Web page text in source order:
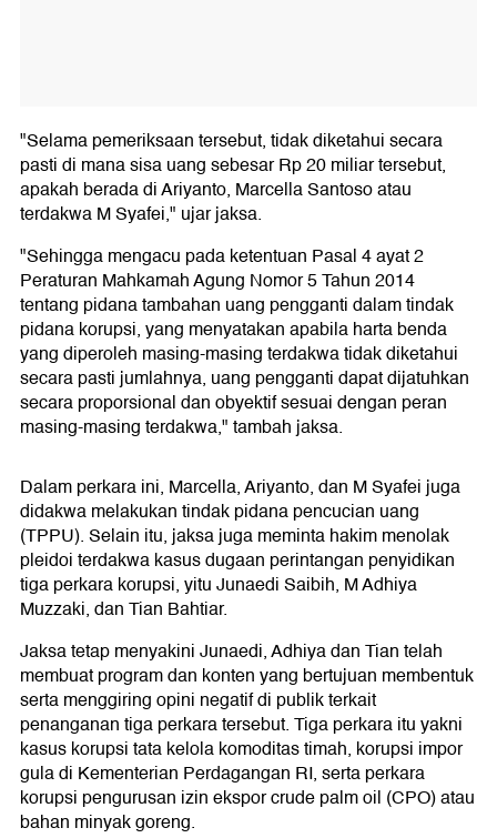
"Selama pemeriksaan tersebut, tidak diketahui secara
pasti di mana sisa uang sebesar Rp 20 miliar tersebut,
apakah berada di Ariyanto, Marcella Santoso atau
terdakwa M Syafei," ujar jaksa.
"Sehingga mengacu pada ketentuan Pasal 4 ayat 2
Peraturan Mahkamah Agung Nomor 5 Tahun 2014
tentang pidana tambahan uang pengganti dalam tindak
pidana korupsi, yang menyatakan apabila harta benda
yang diperoleh masing-masing terdakwa tidak diketahui
secara pasti jumlahnya, uang pengganti dapat dijatuhkan
secara proporsional dan obyektif sesuai dengan peran
masing-masing terdakwa," tambah jaksa.
Dalam perkara ini, Marcella, Ariyanto, dan M Syafei juga
didakwa melakukan tindak pidana pencucian uang
(TPPU). Selain itu, jaksa juga meminta hakim menolak
pleidoi terdakwa kasus dugaan perintangan penyidikan
tiga perkara korupsi, yitu Junaedi Saibih, M Adhiya
Muzzaki, dan Tian Bahtiar.
Jaksa tetap menyakini Junaedi, Adhiya dan Tian telah
membuat program dan konten yang bertujuan membentuk
serta menggiring opini negatif di publik terkait
penanganan tiga perkara tersebut. Tiga perkara itu yakni
kasus korupsi tata kelola komoditas timah, korupsi impor
gula di Kementerian Perdagangan RI, serta perkara
korupsi pengurusan izin ekspor crude palm oil (CPO) atau
bahan minyak goreng.